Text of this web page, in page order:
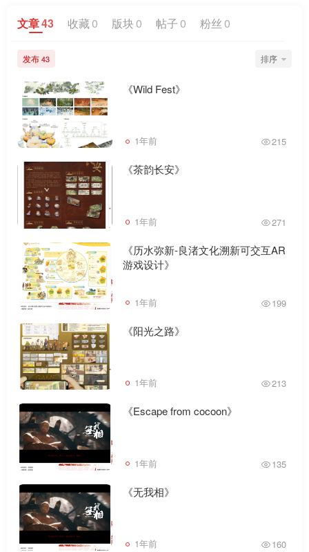
文章43 收藏 0 版块 0 帖子 0 粉丝 0
发布 43 排序
《Wild Fest》
1年前 215
《茶韵长安》
1年前 271
《历水弥新-良渚文化溯新可交互AR
游戏设计》
1年前 199
《阳光之路》
1年前 213
《Escape from cocoon》
1年前 135
《无我相》
1年前 160